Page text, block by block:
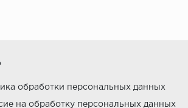
обработки персональных данных
на обработку персональных данных